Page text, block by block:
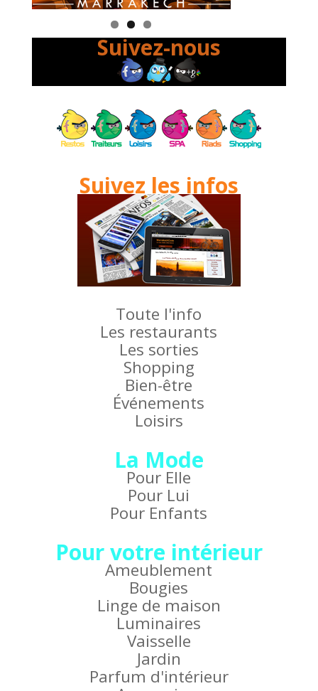
Suivez-nous
Suivez les infos
Toute l'info
Les restaurants
Les sorties
Shopping
Bien-être
Événements
Loisirs
La Mode
Pour Elle
Pour Lui
Pour Enfants
Pour votre intérieur
Ameublement
Bougies
Linge de maison
Luminaires
Vaisselle
Jardin
Parfum d'intérieur